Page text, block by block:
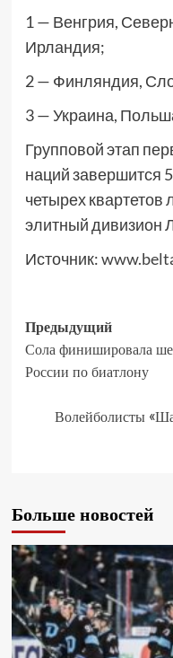
1 — Венгрия,
Ирландия;
2 — Финляндия,
3 — Украина,
Групповой этап
наций завершится
четырех квартетов
элитный дивизион
Источник:
Предыдущий
Сола финишировала
России по биатлону
Волейболисты
Больше новостей